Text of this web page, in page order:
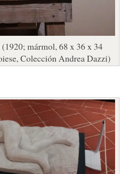
(1920; mármol, 68 x 36 x 34
Colección Andrea Dazzi)